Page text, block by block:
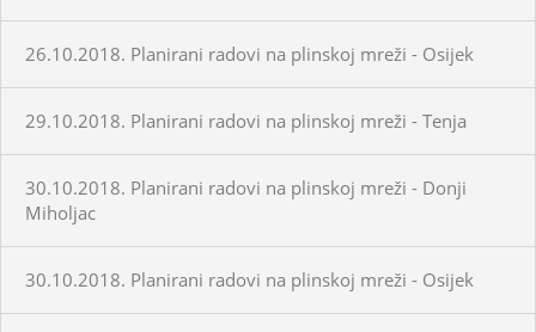
26.10.2018. Planirani radovi na plinskoj mreži - Osijek
29.10.2018. Planirani radovi na plinskoj mreži - Tenja
30.10.2018. Planirani radovi na plinskoj mreži - Donji
Miholjac
30.10.2018. Planirani radovi na plinskoj mreži - Osijek